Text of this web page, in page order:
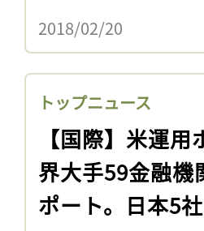
2018/02/20
トップニュース
【国際】米運
界大手59金融機
ポート。日本5